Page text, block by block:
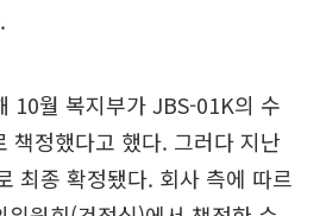
10월 복지부가 JBS-01K의 수
책정했다고 했다. 그러다 지난
최종 확정됐다. 회사 측에 따르